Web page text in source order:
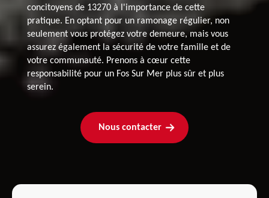
concitoyens de 13270 à l'importance de cette
pratique. En optant pour un ramonage régulier, non
seulement vous protégez votre demeure, mais vous
assurez également la sécurité de votre famille et de
votre communauté. Prenons à cœur cette
responsabilité pour un Fos Sur Mer plus sûr et plus
serein.
Nous contacter